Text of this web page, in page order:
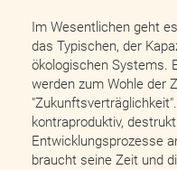
Im Wesentlichen geht
das Typischen, der
ökologischen Systems.
werden zum Wohle der
kontraproduktiv,
Entwicklungsprozesse
braucht seine Zeit und